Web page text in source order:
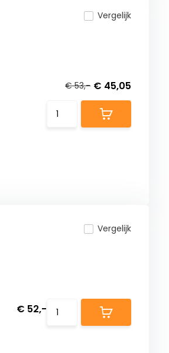
Vergelijk
€ 53,- € 45,05
Vergelijk
€ 52,-